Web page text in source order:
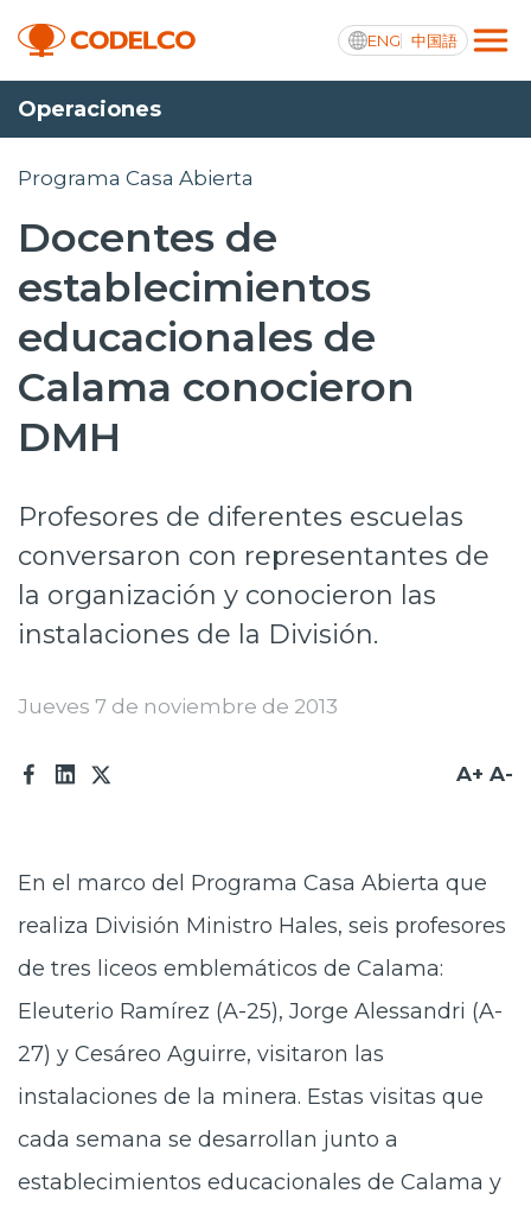
ENG 中国語
Transparencia activa
Inversionistas
Prensa
Trabaja en Codelco
Canales de denuncia
Proveedores
Operaciones
Programa Casa Abierta
Docentes de
establecimientos
educacionales de
Calama conocieron
DMH
Profesores de diferentes escuelas
conversaron con representantes de
la organización y conocieron las
instalaciones de la División.
Jueves 7 de noviembre de 2013
A+ A-
En el marco del Programa Casa Abierta que
realiza División Ministro Hales, seis profesores
de tres liceos emblemáticos de Calama:
Eleuterio Ramírez (A-25), Jorge Alessandri (A-
27) y Cesáreo Aguirre, visitaron las
instalaciones de la minera. Estas visitas que
cada semana se desarrollan junto a
establecimientos educacionales de Calama y